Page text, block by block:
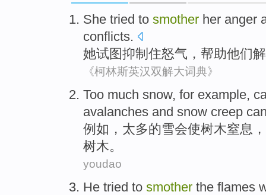
She tried to smother her anger
conflicts.
她试图 抑制住怒气 ， 帮助他们
《柯林斯英汉双解大词典》
Too much snow, for example,
avalanches and snow creep
例如 ， 太多的雪会使树木窒息 ，
树木。
youdao
He tried to smother the flames